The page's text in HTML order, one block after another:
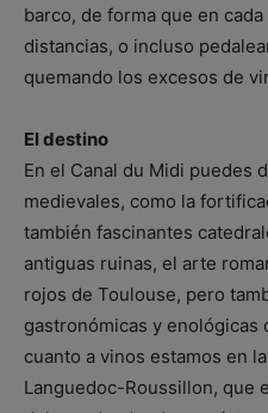
barco, de forma que en
distancias, o incluso
quemando los excesos de
El destino
En el Canal du Midi puedes
medievales, como la
también fascinantes
antiguas ruinas, el arte
rojos de Toulouse, pero
gastronómicas y enológicas
cuanto a vinos estamos en
Languedoc-Roussillon, que